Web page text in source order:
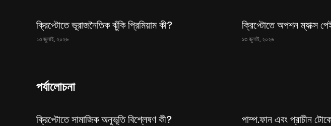
ক্রিপ্টোতে ভূরাজনৈতিক ঝুঁকি প্রিমিয়াম কী?
১৩ জুলাই, ২০২৬
ক্রিপ্টোতে অপশন ম্যাক্স
১৩ জুলাই, ২০২৬
পর্যালোচনা
ক্রিপ্টোতে সামাজিক অনুভূতি বিশ্লেষণ কী? পাম্প.ফান এবং প্রাচীন